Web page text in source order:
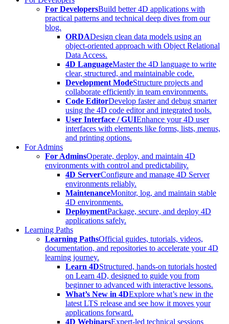
For DevelopersBuild better 4D applications with
practical patterns and technical deep dives from our
blog.
ORDADesign clean data models using an
object-oriented approach with Object Relational
Data Access.
4D LanguageMaster the 4D language to write
clear, structured, and maintainable code.
Development ModeStructure projects and
collaborate efficiently in team environments.
Code EditorDevelop faster and debug smarter
using the 4D code editor and integrated tools.
User Interface / GUIEnhance your 4D user
interfaces with elements like forms, lists, menus,
and printing options.
For Admins
For AdminsOperate, deploy, and maintain 4D
environments with control and predictability.
4D ServerConfigure and manage 4D Server
environments reliably.
MaintenanceMonitor, log, and maintain stable
4D environments.
DeploymentPackage, secure, and deploy 4D
applications safely.
Learning Paths
Learning PathsOfficial guides, tutorials, videos,
documentation, and repositories to accelerate your 4D
learning journey.
Learn 4DStructured, hands-on tutorials hosted
on Learn 4D, designed to guide you from
beginner to advanced with interactive lessons.
What’s New in 4DExplore what’s new in the
latest LTS release and see how it moves your
applications forward.
4D WebinarsExpert-led technical sessions